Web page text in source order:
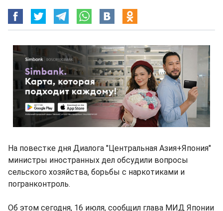
На повестке дня Диалога "Центральная Азия+Япония"
министры иностранных дел обсудили вопросы
сельского хозяйства, борьбы с наркотиками и
погранконтроль.
Об этом сегодня, 16 июля, сообщил глава МИД Японии